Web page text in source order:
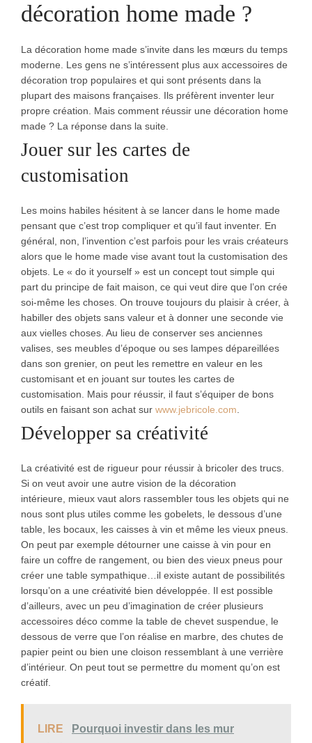
décoration home made ?
La décoration home made s’invite dans les mœurs du temps
moderne. Les gens ne s’intéressent plus aux accessoires de
décoration trop populaires et qui sont présents dans la
plupart des maisons françaises. Ils préfèrent inventer leur
propre création. Mais comment réussir une décoration home
made ? La réponse dans la suite.
Jouer sur les cartes de
customisation
Les moins habiles hésitent à se lancer dans le home made
pensant que c’est trop compliquer et qu’il faut inventer. En
général, non, l’invention c’est parfois pour les vrais créateurs
alors que le home made vise avant tout la customisation des
objets. Le « do it yourself » est un concept tout simple qui
part du principe de fait maison, ce qui veut dire que l’on crée
soi-même les choses. On trouve toujours du plaisir à créer, à
habiller des objets sans valeur et à donner une seconde vie
aux vielles choses. Au lieu de conserver ses anciennes
valises, ses meubles d’époque ou ses lampes dépareillées
dans son grenier, on peut les remettre en valeur en les
customisant et en jouant sur toutes les cartes de
customisation. Mais pour réussir, il faut s’équiper de bons
outils en faisant son achat sur www.jebricole.com.
Développer sa créativité
La créativité est de rigueur pour réussir à bricoler des trucs.
Si on veut avoir une autre vision de la décoration
intérieure, mieux vaut alors rassembler tous les objets qui ne
nous sont plus utiles comme les gobelets, le dessous d’une
table, les bocaux, les caisses à vin et même les vieux pneus.
On peut par exemple détourner une caisse à vin pour en
faire un coffre de rangement, ou bien des vieux pneus pour
créer une table sympathique…il existe autant de possibilités
lorsqu’on a une créativité bien développée. Il est possible
d’ailleurs, avec un peu d’imagination de créer plusieurs
accessoires déco comme la table de chevet suspendue, le
dessous de verre que l’on réalise en marbre, des chutes de
papier peint ou bien une cloison ressemblant à une verrière
d’intérieur. On peut tout se permettre du moment qu’on est
créatif.
LIRE
Pourquoi investir dans les mur